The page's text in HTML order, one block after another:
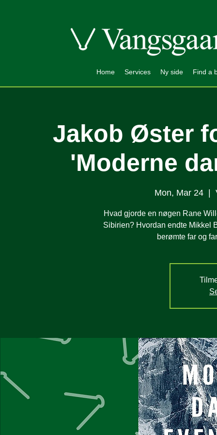
Home Services Ny side Find a
Jakob Øster
'Moderne
Mon, Mar 24
Hvad gjorde en nøgen Rane
Sibirien? Hvordan endte Mikkel
berømte far og